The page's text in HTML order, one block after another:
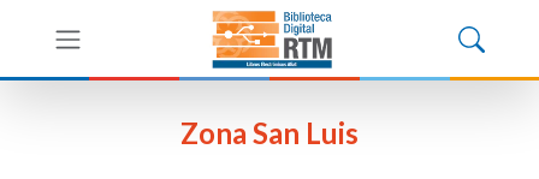
Zona San Luis